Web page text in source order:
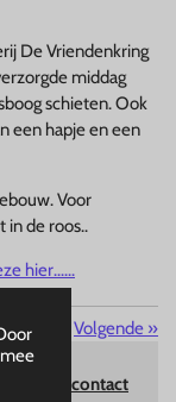
De Vriendenkring
middag
schieten. Ook
een hapje en een
Voor
in de roos..
hier......
Volgende »
contact